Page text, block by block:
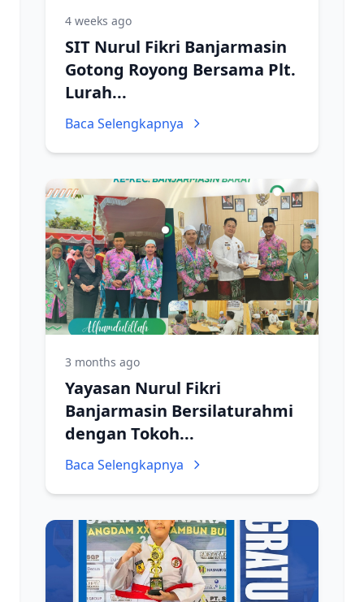
4 weeks ago
SIT Nurul Fikri Banjarmasin
Gotong Royong Bersama Plt.
Lurah...
Baca Selengkapnya
3 months ago
Yayasan Nurul Fikri
Banjarmasin Bersilaturahmi
dengan Tokoh...
Baca Selengkapnya